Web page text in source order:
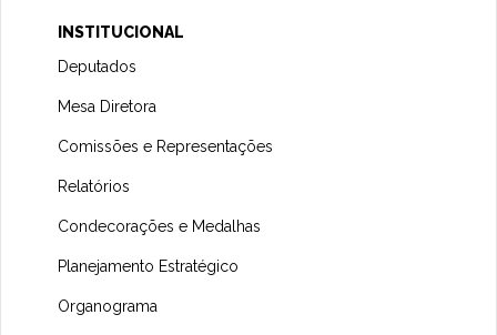
INSTITUCIONAL
Deputados
Mesa Diretora
Comissões e Representações
Relatórios
Condecorações e Medalhas
Planejamento Estratégico
Organograma